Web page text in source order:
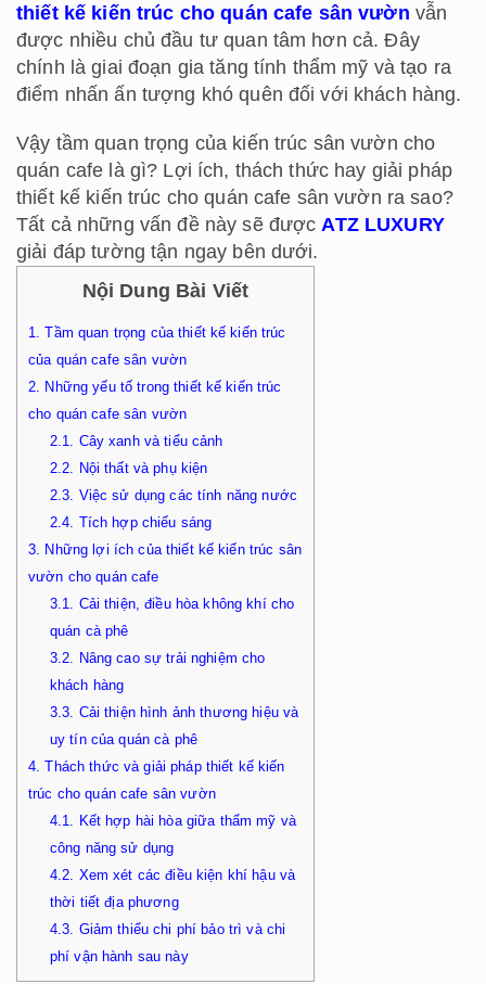
thiết kế kiến trúc cho quán cafe sân vườn vẫn
được nhiều chủ đầu tư quan tâm hơn cả. Đây
chính là giai đoạn gia tăng tính thẩm mỹ và tạo ra
điểm nhấn ấn tượng khó quên đối với khách hàng.
Vậy tầm quan trọng của kiến trúc sân vườn cho
quán cafe là gì? Lợi ích, thách thức hay giải pháp
thiết kế kiến trúc cho quán cafe sân vườn ra sao?
Tất cả những vấn đề này sẽ được ATZ LUXURY
giải đáp tường tận ngay bên dưới.
Nội Dung Bài Viết
1.
Tầm quan trọng của thiết kế kiến trúc
của quán cafe sân vườn
2.
Những yếu tố trong thiết kế kiến trúc
cho quán cafe sân vườn
2.1.
Cây xanh và tiểu cảnh
2.2.
Nội thất và phụ kiện
2.3. Việc sử dụng các tính năng nước
2.4. Tích hợp chiếu sáng
3.
Những lợi ích của thiết kế kiến trúc sân
vườn cho quán cafe
3.1.
Cải thiện, điều hòa không khí cho
quán cà phê
3.2.
Nâng cao sự trải nghiệm cho
khách hàng
3.3. Cải thiện hình ảnh thương hiệu và
uy tín của quán cà phê
4. Thách thức và giải pháp thiết kế kiến
trúc cho quán cafe sân vườn
4.1.
Kết hợp hài hòa giữa thẩm mỹ và
công năng sử dụng
4.2. Xem xét các điều kiện khí hậu và
thời tiết địa phương
4.3. Giảm thiểu chi phí bảo trì và chi
phí vận hành sau này